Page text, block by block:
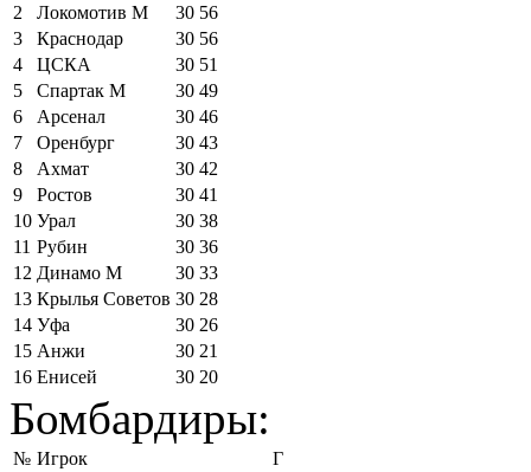
2
Локомотив М 30 56
3
Краснодар 30 56
4
ЦСКА 30 51
5
Спартак М 30 49
6
Арсенал 30 46
7
Оренбург 30 43
8
Ахмат 30 42
9
Ростов 30 41
10 Урал 30 38
11 Рубин 30 36
12 Динамо М 30 33
13 Крылья Советов 30 28
14 Уфа 30 26
15 Анжи 30 21
16 Енисей 30 20
Бомбардиры:
№ Игрок
Г